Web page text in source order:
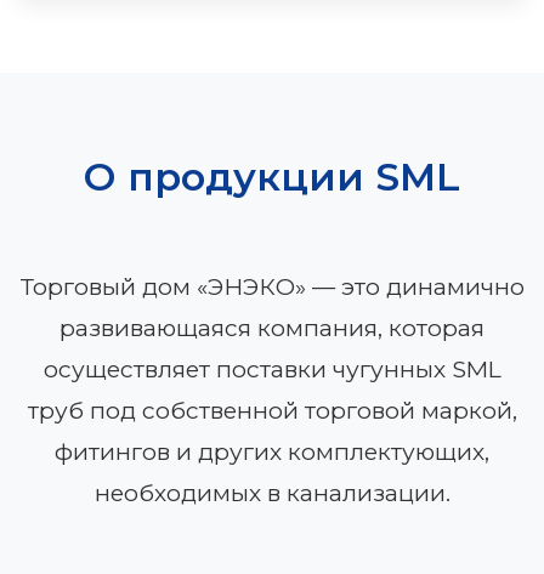
О продукции SML
Торговый дом «ЭНЭКО» — это динамично
развивающаяся компания, которая
осуществляет поставки чугунных SML
труб под собственной торговой маркой,
фитингов и других комплектующих,
необходимых в канализации.